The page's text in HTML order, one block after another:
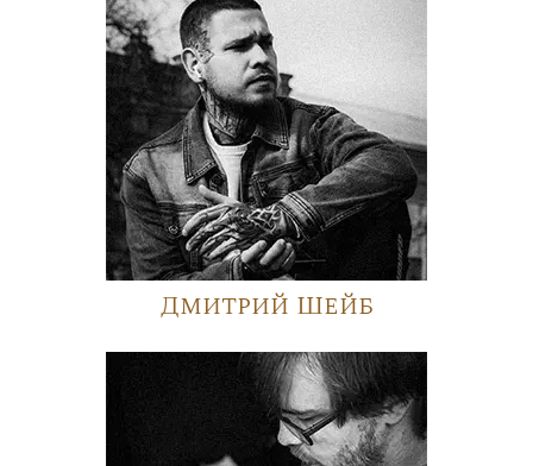
Дмитрий Шейб